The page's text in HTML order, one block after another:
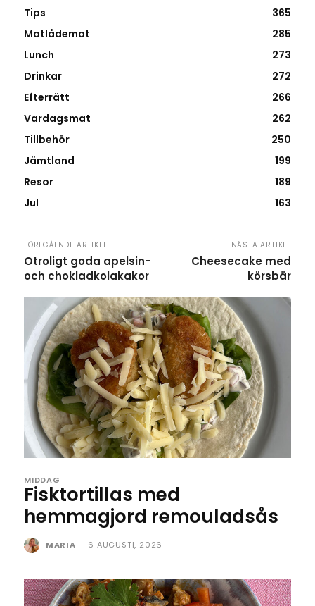
Tips
365
Matlådemat
285
Lunch
273
Drinkar
272
Efterrätt
266
Vardagsmat
262
Tillbehör
250
Jämtland
199
Resor
189
Jul
163
FÖREGÅENDE ARTIKEL
Otroligt goda apelsin-
och chokladkolakakor
NÄSTA ARTIKEL
Cheesecake med
körsbär
MIDDAG
Fisktortillas med
hemmagjord remouladsås
MARIA - 6 AUGUSTI, 2026